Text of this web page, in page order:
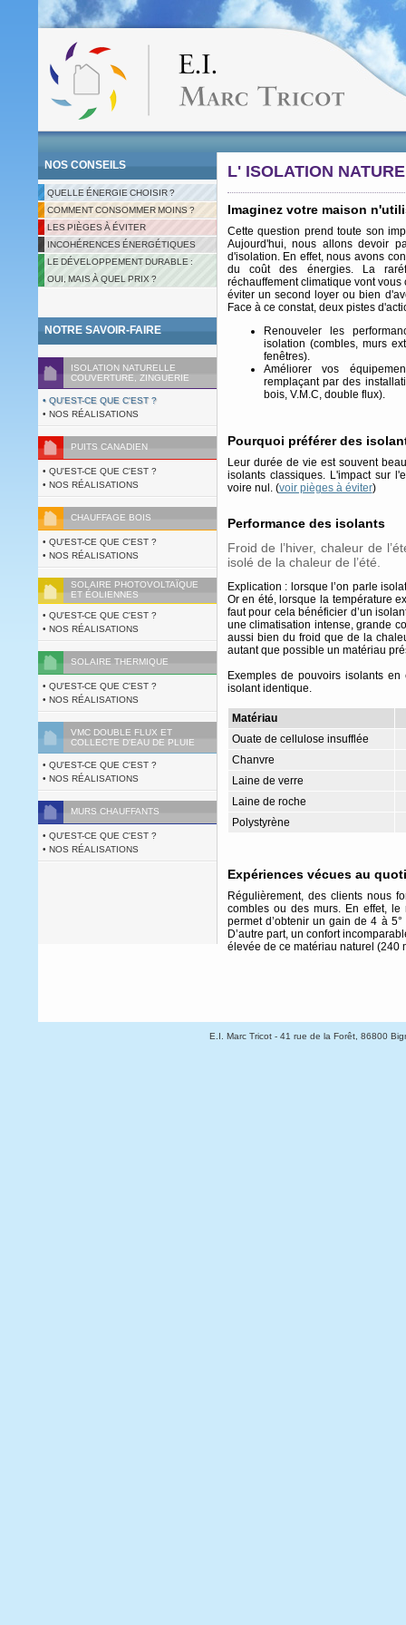
NOS CONSEILS
QUELLE ÉNERGIE CHOISIR ?
COMMENT CONSOMMER MOINS ?
LES PIÈGES À ÉVITER
INCOHÉRENCES ÉNERGÉTIQUES
LE DÉVELOPPEMENT DURABLE :
OUI, MAIS À QUEL PRIX ?
NOTRE SAVOIR-FAIRE
ISOLATION NATURELLE
COUVERTURE, ZINGUERIE
• QU'EST-CE QUE C'EST ?
• NOS RÉALISATIONS
PUITS CANADIEN
• QU'EST-CE QUE C'EST ?
• NOS RÉALISATIONS
CHAUFFAGE BOIS
• QU'EST-CE QUE C'EST ?
• NOS RÉALISATIONS
SOLAIRE PHOTOVOLTAÏQUE
ET ÉOLIENNES
• QU'EST-CE QUE C'EST ?
• NOS RÉALISATIONS
SOLAIRE THERMIQUE
• QU'EST-CE QUE C'EST ?
• NOS RÉALISATIONS
VMC DOUBLE FLUX ET
COLLECTE D'EAU DE PLUIE
• QU'EST-CE QUE C'EST ?
• NOS RÉALISATIONS
MURS CHAUFFANTS
• QU'EST-CE QUE C'EST ?
• NOS RÉALISATIONS
L' ISOLATION
Imaginez votre maison
Cette question prend toute son
Aujourd'hui, nous allons devoir
d'isolation. En effet, nous avons
du coût des énergies. La
réchauffement climatique vont
éviter un second loyer ou bien
Face à ce constat, deux pistes
Renouveler les
isolation (combles, murs
fenêtres).
Améliorer vos
remplaçant par des
bois, V.M.C, double flux).
Pourquoi préférer des
Leur durée de vie est souvent
isolants classiques. L'impact sur
voire nul. (voir pièges à éviter)
Performance des isolants
Froid de l’hiver, chaleur de
isolé de la chaleur de l’été.
Explication : lorsque l’on parle
Or en été, lorsque la température
faut pour cela bénéficier d’un
une climatisation intense, grande
aussi bien du froid que de la
autant que possible un matériau
Exemples de pouvoirs isolants
isolant identique.
Matériau
Ouate de cellulose insufflée
Chanvre
Laine de verre
Laine de roche
Polystyrène
Expériences vécues au
Régulièrement, des clients nous
combles ou des murs. En effet,
permet d’obtenir un gain de 4 à
D’autre part, un confort
élevée de ce matériau naturel (240
E.I. Marc Tricot- 41 rue de la Forêt, 86800